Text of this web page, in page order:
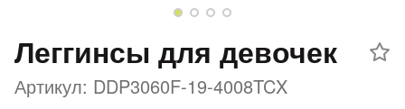
Леггинсы для девочек
Артикул: DDP3060F-19-4008TCX
Добавляйте товары
Оплачивайте сегодня только